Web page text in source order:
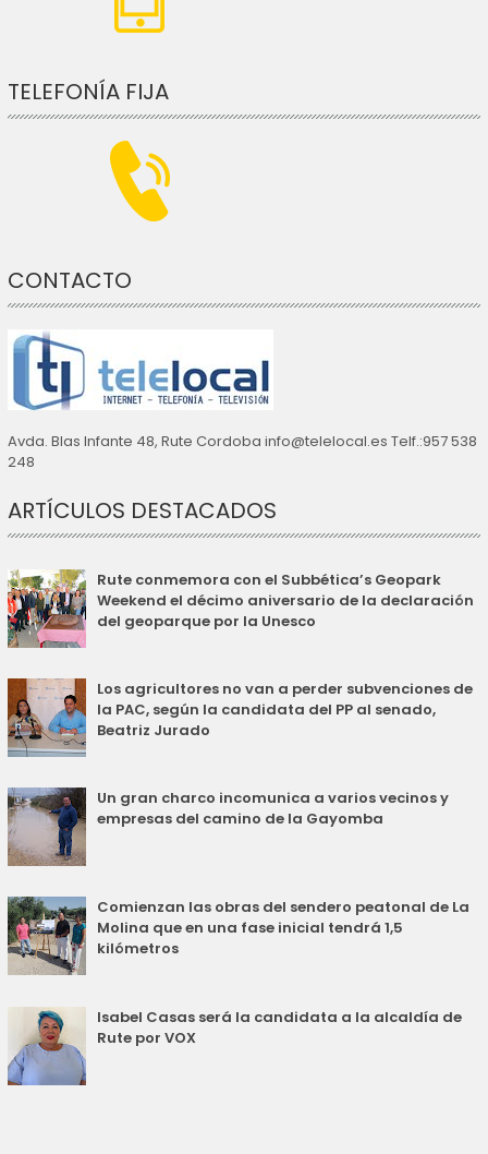
TELEFONÍA FIJA
CONTACTO
Avda. Blas Infante 48, Rute Cordoba info@telelocal.es Telf.:957 538
248
ARTÍCULOS DESTACADOS
Rute conmemora con el Subbética’s Geopark
Weekend el décimo aniversario de la declaración
del geoparque por la Unesco
Los agricultores no van a perder subvenciones de
la PAC, según la candidata del PP al senado,
Beatriz Jurado
Un gran charco incomunica a varios vecinos y
empresas del camino de la Gayomba
Comienzan las obras del sendero peatonal de La
Molina que en una fase inicial tendrá 1,5
kilómetros
Isabel Casas será la candidata a la alcaldía de
Rute por VOX